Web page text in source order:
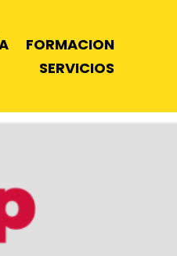
FORMACION
SERVICIOS